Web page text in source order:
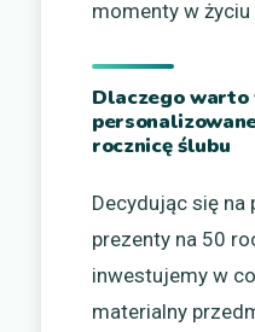
momenty w życiu
Dlaczego warto
rocznicę ślubu
Decydując się na
prezenty na 50
inwestujemy w
materialny